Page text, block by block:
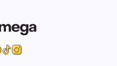
Mega
Facebook
Tiktok
Instagram